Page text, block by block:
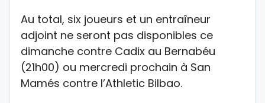
Au total, six joueurs et un entraîneur
adjoint ne seront pas disponibles ce
dimanche contre Cadix au Bernabéu
(21h00) ou mercredi prochain à San
Mamés contre l’Athletic Bilbao.